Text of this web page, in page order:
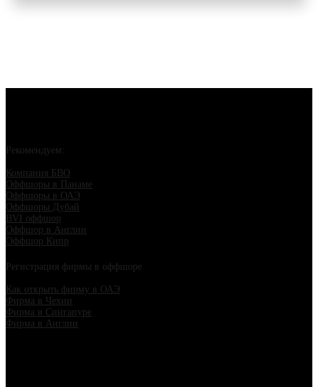
Рекомендуем:
Компания БВО
Оффшоры в Панаме
Оффшоры в ОАЭ
Оффшоры Дубай
BVI оффшор
Оффшор в Англии
Оффшор Кипр
Регистрация фирмы в оффшоре
Как открыть фирму в ОАЭ
Фирма в Чехии
Фирма в Сингапуре
Фирма в Англии